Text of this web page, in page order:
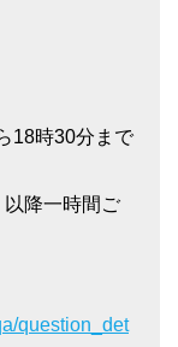
18時30分まで
以降一時間ご
question_det